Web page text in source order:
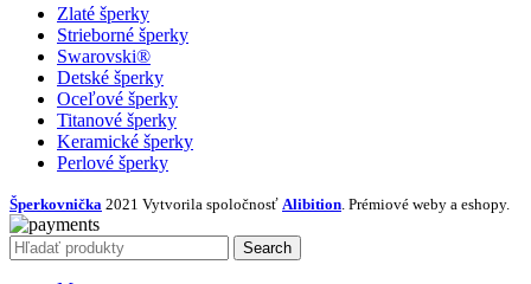
Zlaté šperky
Strieborné šperky
Swarovski®
Detské šperky
Oceľové šperky
Titanové šperky
Keramické šperky
Perlové šperky
Šperkovnička 2021 Vytvorila spoločnosť Alibition . Prémiové weby a eshopy.
Search